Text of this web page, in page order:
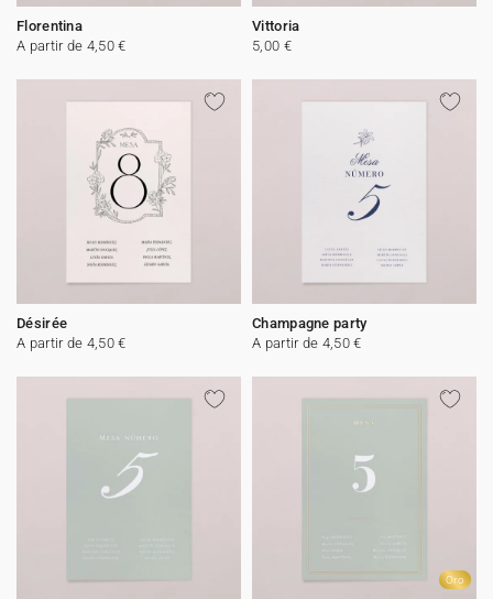
Florentina
A partir de 4,50 €
Vittoria
5,00 €
Désirée
A partir de 4,50 €
Champagne party
A partir de 4,50 €
Oro